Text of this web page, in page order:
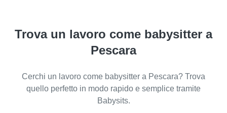
Trova un lavoro come babysitter a
Pescara
Cerchi un lavoro come babysitter a Pescara? Trova
quello perfetto in modo rapido e semplice tramite
Babysits.